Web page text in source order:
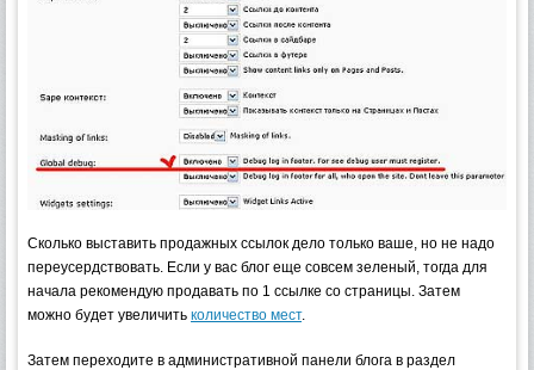
Сколько выставить продажных ссылок дело только ваше, но не надо
переусердствовать. Если у вас блог еще совсем зеленый, тогда для
начала рекомендую продавать по 1 ссылке со страницы. Затем
можно будет увеличить количество мест.
Затем переходите в административной панели блога в раздел